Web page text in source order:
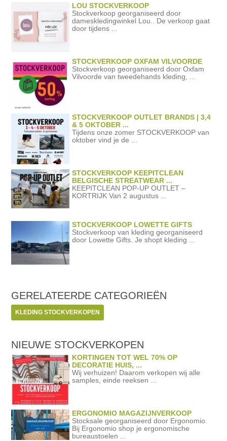
LOU STOCKVERKOOP
Stockverkoop georganiseerd door
dameskledingwinkel Lou.. De verkoop gaat
door tijdens ...
STOCKVERKOOP OXFAM VILVOORDE
Stockverkoop georganiseerd door Oxfam
Vilvoorde van tweedehands kleding, ...
STOCKVERKOOP OUTLET BRANDS | 3,4
& 5 OKTOBER ...
Tijdens onze zomer STOCKVERKOOP van
oktober vind je de ...
STOCKVERKOOP KEEPITCLEAN
BELGISCHE STREATWEAR ...
KEEPITCLEAN POP-UP OUTLET –
KORTRIJK Van 2 augustus ...
STOCKVERKOOP LOWETTE GIFTS
Stockverkoop van kleding georganiseerd
door Lowette Gifts. Je shopt kleding ...
GERELATEERDE CATEGORIEËN
KLEDING STOCKVERKOPEN
NIEUWE STOCKVERKOPEN
KORTINGEN TOT WEL 70% OP
DECORATIE HUIS, ...
Wij verhuizen! Daarom verkopen wij alle
samples, einde reeksen ...
ERGONOMIO MAGAZIJNVERKOOP
Stocksale georganiseerd door Ergonomio.
Bij Ergonomio shop je ergonomische
bureaustoelen ...